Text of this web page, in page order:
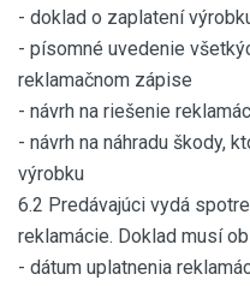
- doklad o zaplatení
- písomné uvedenie
reklamačnom zápise
- návrh na riešenie
- návrh na náhradu škody,
výrobku
6.2 Predávajúci vydá
reklamácie. Doklad musí
- dátum uplatnenia